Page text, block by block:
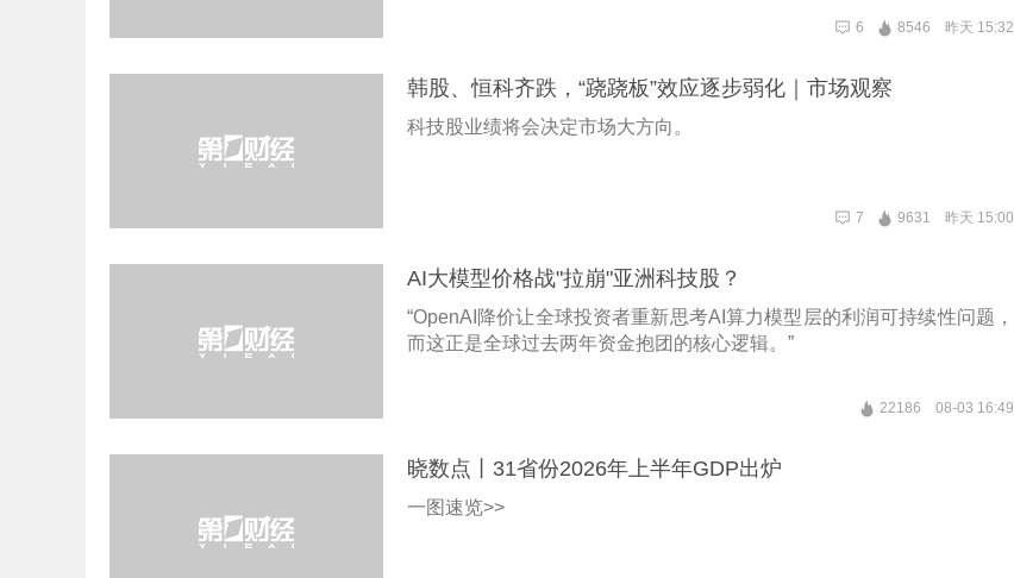
6 8546 昨天 15:32
韩股、恒科齐跌，“跷跷板”效应逐步弱化｜市场观察
科技股业绩将会决定市场大方向。
7 9631 昨天 15:00
AI大模型价格战"拉崩"亚洲科技股？
“OpenAI降价让全球投资者重新思考AI算力模型层的利润可持续性问题，
而这正是全球过去两年资金抱团的核心逻辑。”
22186 08-03 16:49
晓数点丨31省份2026年上半年GDP出炉
一图速览>>